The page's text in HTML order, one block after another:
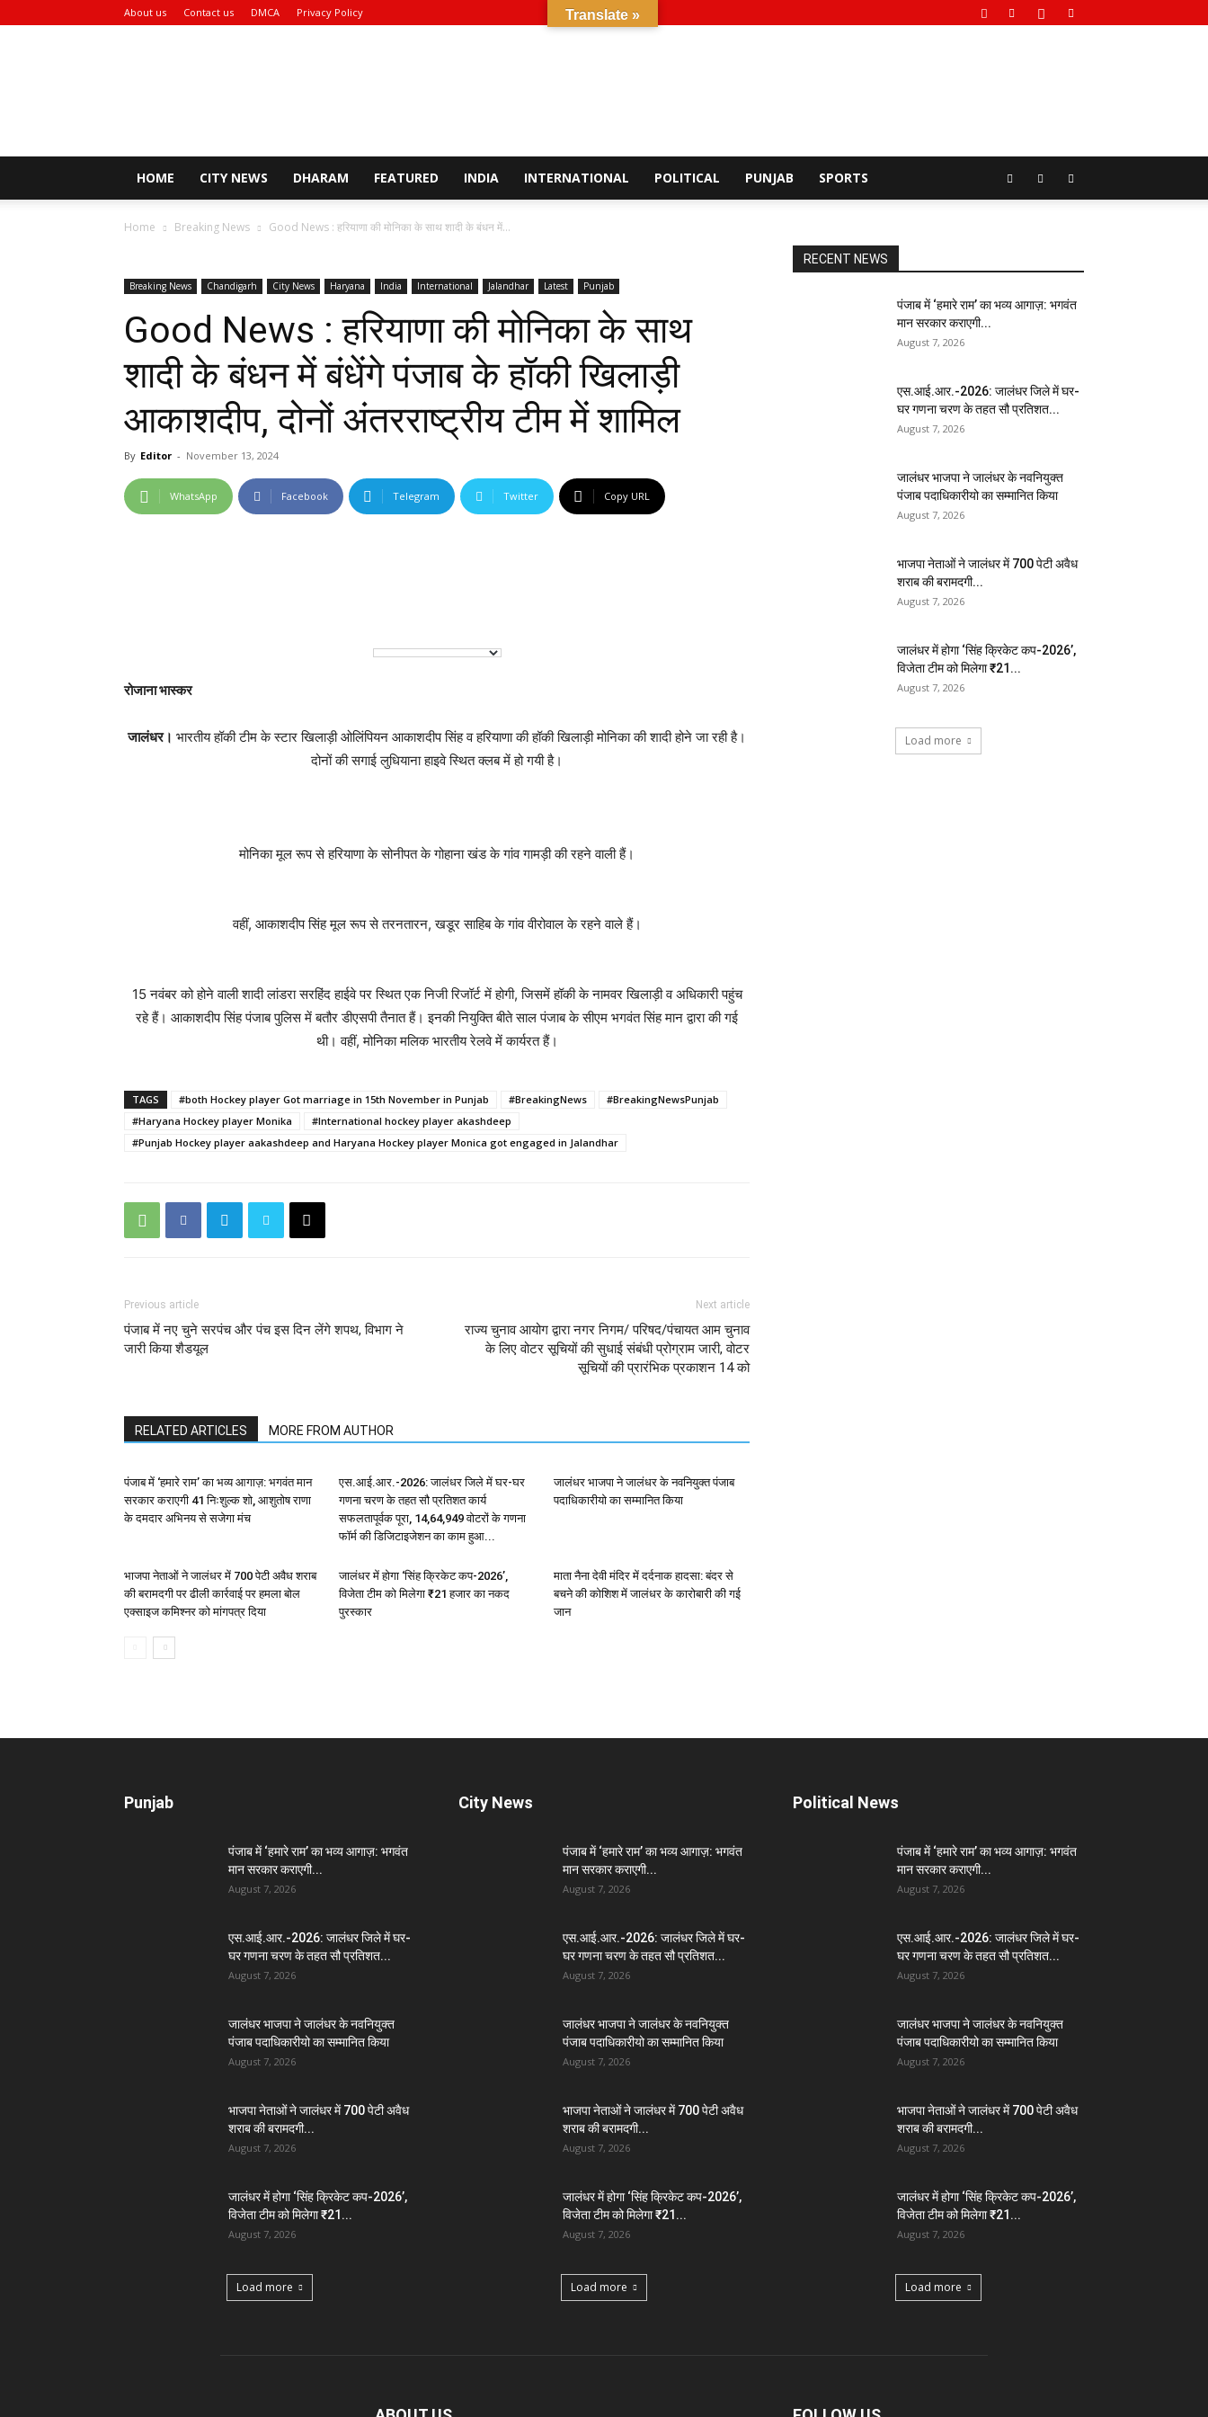
About us Contact us DMCA Privacy Policy
HOME CITY NEWS DHARAM FEATURED INDIA INTERNATIONAL POLITICAL PUNJAB SPORTS
Home Breaking News Good News : हरियाणा की मोनिका के साथ शादी के बंधन में...
Breaking News Chandigarh City News Haryana India International Jalandhar Latest Punjab
Good News : हरियाणा की मोनिका के साथ
शादी के बंधन में बंधेंगे पंजाब के हॉकी खिलाड़ी
आकाशदीप, दोनों अंतरराष्ट्रीय टीम में शामिल
By Editor - November 13, 2024
WhatsApp Facebook Telegram Twitter Copy URL
रोजाना भास्कर
जालंधर। भारतीय हॉकी टीम के स्टार खिलाड़ी ओलिंपियन आकाशदीप सिंह व हरियाणा की हॉकी खिलाड़ी मोनिका की शादी होने जा रही है।
दोनों की सगाई लुधियाना हाइवे स्थित क्लब में हो गयी है।
मोनिका मूल रूप से हरियाणा के सोनीपत के गोहाना खंड के गांव गामड़ी की रहने वाली हैं।
वहीं, आकाशदीप सिंह मूल रूप से तरनतारन, खडूर साहिब के गांव वीरोवाल के रहने वाले हैं।
15 नवंबर को होने वाली शादी लांडरा सरहिंद हाईवे पर स्थित एक निजी रिजॉर्ट में होगी, जिसमें हॉकी के नामवर खिलाड़ी व अधिकारी पहुंच
रहे हैं। आकाशदीप सिंह पंजाब पुलिस में बतौर डीएसपी तैनात हैं। इनकी नियुक्ति बीते साल पंजाब के सीएम भगवंत सिंह मान द्वारा की गई
थी। वहीं, मोनिका मलिक भारतीय रेलवे में कार्यरत हैं।
TAGS #both Hockey player Got marriage in 15th November in Punjab #BreakingNews
#BreakingNewsPunjab
#Haryana Hockey player Monika
#International hockey player akashdeep
#Punjab Hockey player aakashdeep and Haryana Hockey player Monica got engaged in Jalandhar
Previous article
पंजाब में नए चुने सरपंच और पंच इस दिन लेंगे शपथ, विभाग ने
जारी किया शैडयूल
Next article
राज्य चुनाव आयोग द्वारा नगर निगम/ परिषद/पंचायत आम चुनाव
के लिए वोटर सूचियों की सुधाई संबंधी प्रोग्राम जारी, वोटर
सूचियों की प्रारंभिक प्रकाशन 14 को
RELATED ARTICLES MORE FROM AUTHOR
पंजाब में ‘हमारे राम’ का भव्य आगाज़: भगवंत मान
सरकार कराएगी 41 निःशुल्क शो, आशुतोष राणा
के दमदार अभिनय से सजेगा मंच
एस.आई.आर.-2026: जालंधर जिले में घर-घर
गणना चरण के तहत सौ प्रतिशत कार्य
सफलतापूर्वक पूरा, 14,64,949 वोटरों के गणना
फॉर्म की डिजिटाइजेशन का काम हुआ...
जालंधर भाजपा ने जालंधर के नवनियुक्त पंजाब
पदाधिकारीयो का सम्मानित किया
भाजपा नेताओं ने जालंधर में 700 पेटी अवैध शराब
की बरामदगी पर ढीली कार्रवाई पर हमला बोल
एक्साइज कमिश्नर को मांगपत्र दिया
जालंधर में होगा ‘सिंह क्रिकेट कप-2026’,
विजेता टीम को मिलेगा ₹21 हजार का नकद
पुरस्कार
माता नैना देवी मंदिर में दर्दनाक हादसा: बंदर से
बचने की कोशिश में जालंधर के कारोबारी की गई
जान
RECENT NEWS
पंजाब में ‘हमारे राम’ का भव्य आगाज़: भगवंत
मान सरकार कराएगी...
August 7, 2026
एस.आई.आर.-2026: जालंधर जिले में घर-
घर गणना चरण के तहत सौ प्रतिशत...
August 7, 2026
जालंधर भाजपा ने जालंधर के नवनियुक्त
पंजाब पदाधिकारीयो का सम्मानित किया
August 7, 2026
भाजपा नेताओं ने जालंधर में 700 पेटी अवैध
शराब की बरामदगी...
August 7, 2026
जालंधर में होगा ‘सिंह क्रिकेट कप-2026’,
विजेता टीम को मिलेगा ₹21...
August 7, 2026
Load more
Punjab
पंजाब में ‘हमारे राम’ का भव्य आगाज़: भगवंत
मान सरकार कराएगी...
August 7, 2026
एस.आई.आर.-2026: जालंधर जिले में घर-
घर गणना चरण के तहत सौ प्रतिशत...
August 7, 2026
जालंधर भाजपा ने जालंधर के नवनियुक्त
पंजाब पदाधिकारीयो का सम्मानित किया
August 7, 2026
भाजपा नेताओं ने जालंधर में 700 पेटी अवैध
शराब की बरामदगी...
August 7, 2026
जालंधर में होगा ‘सिंह क्रिकेट कप-2026’,
विजेता टीम को मिलेगा ₹21...
August 7, 2026
Load more
City News
पंजाब में ‘हमारे राम’ का भव्य आगाज़: भगवंत
मान सरकार कराएगी...
August 7, 2026
एस.आई.आर.-2026: जालंधर जिले में घर-
घर गणना चरण के तहत सौ प्रतिशत...
August 7, 2026
जालंधर भाजपा ने जालंधर के नवनियुक्त
पंजाब पदाधिकारीयो का सम्मानित किया
August 7, 2026
भाजपा नेताओं ने जालंधर में 700 पेटी अवैध
शराब की बरामदगी...
August 7, 2026
जालंधर में होगा ‘सिंह क्रिकेट कप-2026’,
विजेता टीम को मिलेगा ₹21...
August 7, 2026
Load more
Political News
पंजाब में ‘हमारे राम’ का भव्य आगाज़: भगवंत
मान सरकार कराएगी...
August 7, 2026
एस.आई.आर.-2026: जालंधर जिले में घर-
घर गणना चरण के तहत सौ प्रतिशत...
August 7, 2026
जालंधर भाजपा ने जालंधर के नवनियुक्त
पंजाब पदाधिकारीयो का सम्मानित किया
August 7, 2026
भाजपा नेताओं ने जालंधर में 700 पेटी अवैध
शराब की बरामदगी...
August 7, 2026
जालंधर में होगा ‘सिंह क्रिकेट कप-2026’,
विजेता टीम को मिलेगा ₹21...
August 7, 2026
Load more
Translate »